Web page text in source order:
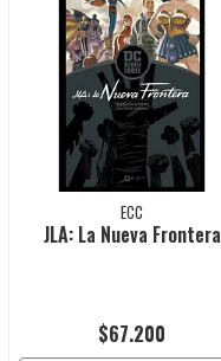
ECC
JLA: La Nueva Frontera
$67.200